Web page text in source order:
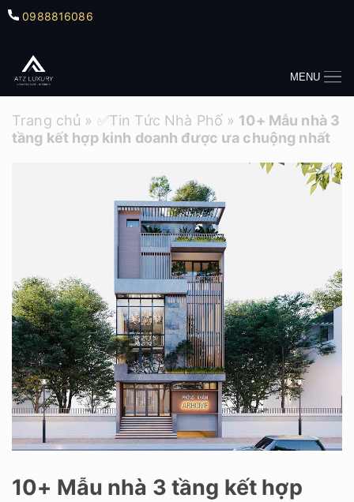
0988816086
MENU
Trang chủ » ✅Tin Tức Nhà Phố » 10+ Mẫu nhà 3
tầng kết hợp kinh doanh được ưa chuộng nhất
10+ Mẫu nhà 3 tầng kết hợp